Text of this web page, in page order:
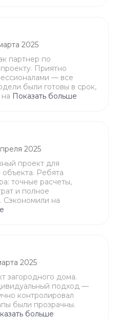
2025
партнер по
Приятно
— все
были готовы в срок,
Показать больше
2025
проект для
Ребята
точные расчеты,
и полное
Сэкономили на
2025
загородного дома.
подход —
контролировал
были прозрачны.
больше